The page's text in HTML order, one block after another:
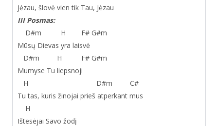
Jėzau, šlovė vien tik Tau, Jėzau
III Posmas:
D#m H F# G#m
Mūsų Dievas yra laisvė
D#m H F# G#m
Mumyse Tu liepsnoji
H D#m C#
Tu tas, kuris žinojai prieš atperkant mus
H
Ištesėjai Savo žodį